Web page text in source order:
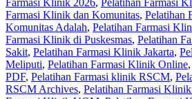
Farmasi Klinik dan Komunitas, Pelatihan
Komunitas Adalah, Pelatihan Farmasi
Farmasi Klinik di Puskesmas, Pelatihan
Sakit, Pelatihan Farmasi Klinik Jakarta,
Meliputi, Pelatihan Farmasi Klinik Online,
PDF, Pelatihan Farmasi klinik RSCM,
RSCM Archives, Pelatihan Farmasi